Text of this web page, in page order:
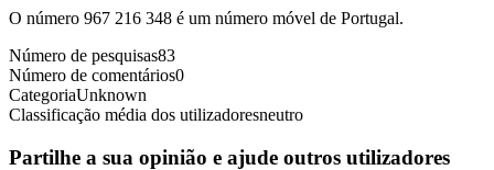
O número 967 216 348 é um número móvel de Portugal.
Número de pesquisas83
Número de comentários0
CategoriaUnknown
Classificação média dos utilizadoresneutro
Partilhe a sua opinião e ajude outros utilizadores